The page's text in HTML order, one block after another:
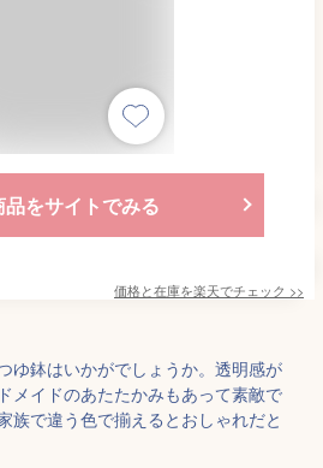
品をサイトでみる
価格と在庫を楽天でチェック >>
ゆ鉢はいかがでしょうか。透明感が
メイドのあたたかみもあって素敵で
族で違う色で揃えるとおしゃれだと